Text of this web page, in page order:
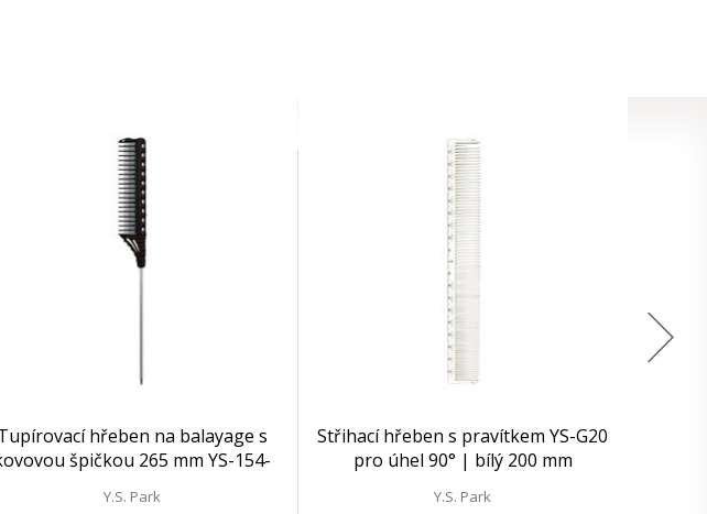
hřeben na balayage s
špičkou 265 mm YS-154-
Y.S. Park
Střihací hřeben s pravítkem YS-G20
pro úhel 90° | bílý 200 mm
Y.S. Park